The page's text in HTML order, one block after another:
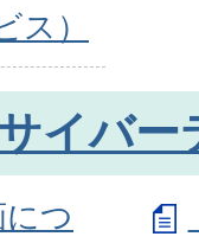
ス）
イバー
つ